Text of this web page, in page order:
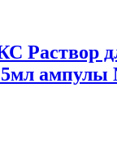
Раствор
5мл ампулы